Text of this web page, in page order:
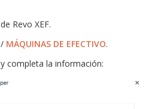
de Revo XEF.
/ MÁQUINAS DE EFECTIVO.
y completa la información: